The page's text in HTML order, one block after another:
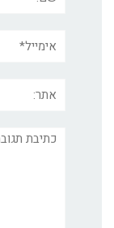
תגובה